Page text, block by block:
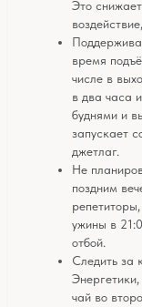
Это
время
числе в
в два часа
буднями и
запускает
джетлаг.
Не
поздним
ужины в
отбой.
Следить за
чай во